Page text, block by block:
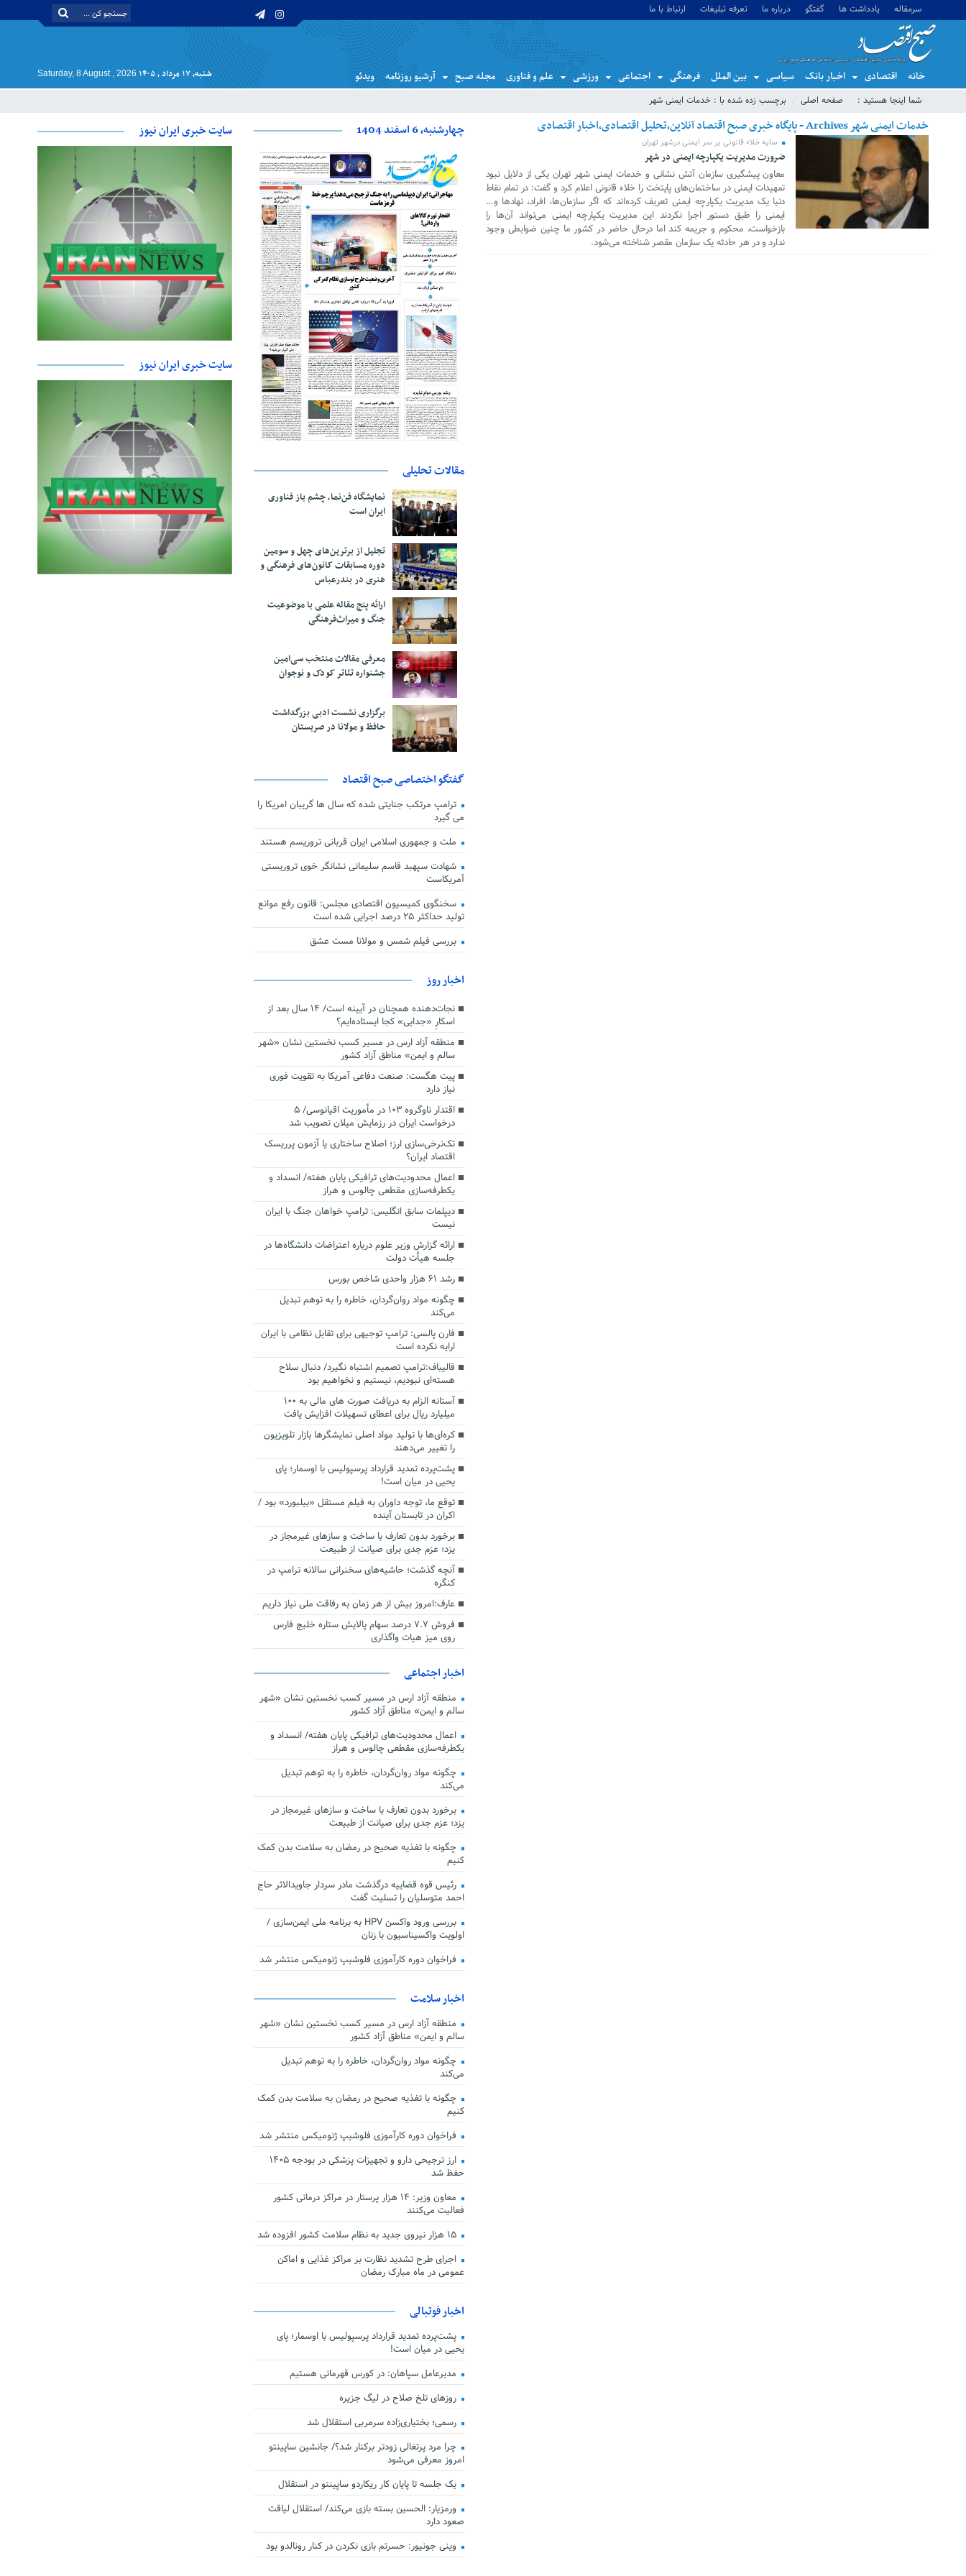
سرمقاله یادداشت ها گفتگو درباره ما تعرفه تبلیغات ارتباط با ما
خانه اقتصادی اخبار بانک سیاسی بین الملل فرهنگی اجتماعی ورزشی علم و فناوری مجله صبح آرشیو روزنامه ویدئو شنبه, ۱۷ مرداد , ۱۴۰۵ Saturday, 8 August , 2026
شما اینجا هستید : صفحه اصلی برچسب زده شده با : خدمات ایمنی شهر
خدمات ایمنی شهر Archives - پایگاه خبری صبح اقتصاد آنلاین،تحلیل اقتصادی،اخبار اقتصادی
06 جولای 2019
سایه خلاء قانونی بر سر ایمنی درشهر تهران
ضرورت مدیریت یکپارچه ایمنی در شهر
معاون پیشگیری سازمان آتش نشانی و خدمات ایمنی شهر تهران یکی از دلایل نبود
تمهیدات ایمنی در ساختمان‌های پایتخت را خلاء قانونی اعلام کرد و گفت: در تمام نقاط
دنیا یک مدیریت یکپارچه ایمنی تعریف کرده‌اند که اگر سازمان‌ها، افراد، نهادها و...
ایمنی را طبق دستور اجرا نکردند این مدیریت یکپارچه ایمنی می‌تواند آن‌ها را
بازخواست، محکوم و جریمه کند اما درحال حاضر در کشور ما چنین ضوابطی وجود
ندارد و در هر حادثه یک سازمان مقصر شناخته می‌شود.
چهارشنبه، 6 اسفند 1404
مقالات تحلیلی
نمایشگاه فن‌نما، چشم باز فناوری
ایران است
تجلیل از بر‌ترین‌های چهل و سومین
دوره مسابقات کانون‌های فرهنگی و
هنری در بندرعباس
ارائه پنج مقاله علمی با موضوعیت
جنگ و میراث‌فرهنگی
معرفی مقالات منتخب سی‌امین
جشنواره تئاتر کودک و نوجوان
برگزاری نشست ادبی بزرگداشت
حافظ و مولانا در صربستان
گفتگو اختصاصی صبح اقتصاد
ترامپ مرتکب جنایتی شده که سال ها گریبان امریکا را
می گیرد
ملت و جمهوری اسلامی ایران قربانی تروریسم هستند
شهادت سپهبد قاسم سلیمانی نشانگر خوی تروریستی
آمریکاست
سخنگوی کمیسیون اقتصادی مجلس: قانون رفع موانع
تولید حداکثر ۲۵ درصد اجرایی شده است
بررسی فیلم شمس و مولانا مست عشق
اخبار روز
نجات‌دهنده‌ همچنان در آیینه است/ ۱۴ سال بعد از
اسکارِ «جدایی» کجا ایستاده‌ایم؟
منطقه آزاد ارس در مسیر کسب نخستین نشان «شهر
سالم و ایمن» مناطق آزاد کشور
پیت هگست: صنعت دفاعی آمریکا به تقویت فوری
نیاز دارد
اقتدار ناوگروه ۱۰۳ در مأموریت‌ اقیانوسی/ ۵
درخواست ایران در رزمایش میلان تصویب شد
تک‌نرخی‌سازی ارز؛ اصلاح ساختاری یا آزمون پرریسک
اقتصاد ایران؟
اعمال محدودیت‌های ترافیکی پایان هفته/ انسداد و
یکطرفه‌سازی مقطعی چالوس و هراز
دیپلمات سابق انگلیس:‌ ترامپ خواهان جنگ با ایران
نیست
ارائه گزارش وزیر علوم درباره اعتراضات دانشگاه‌ها در
جلسه هیأت دولت
رشد ۶۱ هزار واحدی شاخص بورس
چگونه مواد روان‌گردان، خاطره را به توهم تبدیل
می‌کند
فارن پالسی: ترامپ توجیهی برای تقابل نظامی با ایران
ارایه نکرده است
قالیباف:ترامپ تصمیم اشتباه نگیرد/ دنبال سلاح
هسته‌ای نبودیم، نیستیم و نخواهیم بود
آستانه الزام به دریافت صورت های مالی به ۱۰۰
میلیارد ریال برای اعطای تسهیلات افزایش یافت
کره‌ای‌ها با تولید مواد اصلی نمایشگرها بازار تلویزیون
را تغییر می‌دهند
پشت‌پرده تمدید قرارداد پرسپولیس با اوسمار؛ پای
یحیی در میان است!
توقع ما، توجه داوران به فیلم مستقل «بیلبورد» بود /
اکران در تابستان آینده
برخورد بدون تعارف با ساخت‌ و سازهای غیرمجاز در
یزد؛ عزم جدی برای صیانت از طبیعت
آنچه گذشت؛ حاشیه‌های سخنرانی سالانه ترامپ در
کنگره
عارف:امروز بیش از هر زمان به رفاقت ملی نیاز داریم
فروش ۷.۷ درصد سهام پالایش ستاره خلیج فارس
روی میز هیات واگذاری
اخبار اجتماعی
منطقه آزاد ارس در مسیر کسب نخستین نشان «شهر
سالم و ایمن» مناطق آزاد کشور
اعمال محدودیت‌های ترافیکی پایان هفته/ انسداد و
یکطرفه‌سازی مقطعی چالوس و هراز
چگونه مواد روان‌گردان، خاطره را به توهم تبدیل
می‌کند
برخورد بدون تعارف با ساخت‌ و سازهای غیرمجاز در
یزد؛ عزم جدی برای صیانت از طبیعت
چگونه با تغذیه صحیح در رمضان به سلامت بدن کمک
کنیم
رئیس قوه قضاییه درگذشت مادر سردار جاویدالاثر حاج
احمد متوسلیان را تسلیت گفت
بررسی ورود واکسن HPV به برنامه ملی ایمن‌سازی /
اولویت واکسیناسیون با زنان
فراخوان دوره کارآموزی فلوشیپ ژنومیکس منتشر شد
اخبار سلامت
منطقه آزاد ارس در مسیر کسب نخستین نشان «شهر
سالم و ایمن» مناطق آزاد کشور
چگونه مواد روان‌گردان، خاطره را به توهم تبدیل
می‌کند
چگونه با تغذیه صحیح در رمضان به سلامت بدن کمک
کنیم
فراخوان دوره کارآموزی فلوشیپ ژنومیکس منتشر شد
ارز ترجیحی دارو و تجهیزات پزشکی در بودجه ۱۴۰۵
حفظ شد
معاون وزیر: ۱۴ هزار پرستار در مراکز درمانی کشور
فعالیت می‌کنند
۱۵ هزار نیروی جدید به نظام سلامت کشور افزوده شد
اجرای طرح تشدید نظارت بر مراکز غذایی و اماکن
عمومی در ماه مبارک رمضان
اخبار فوتبالی
پشت‌پرده تمدید قرارداد پرسپولیس با اوسمار؛ پای
یحیی در میان است!
مدیرعامل سپاهان: در کورس قهرمانی هستیم
روزهای تلخ صلاح در لیگ جزیره
رسمی؛ بختیاری‌زاده سرمربی استقلال شد
چرا مرد پرتغالی زودتر برکنار شد؟/ جانشین ساپینتو
امروز معرفی می‌شود
یک جلسه تا پایان کار ریکاردو ساپینتو در استقلال
ورمزیار: الحسین بسته بازی می‌کند/ استقلال لیاقت
صعود دارد
وینی جونیور: حسرتم بازی نکردن در کنار رونالدو بود
سایت خبری ایران نیوز
سایت خبری ایران نیوز